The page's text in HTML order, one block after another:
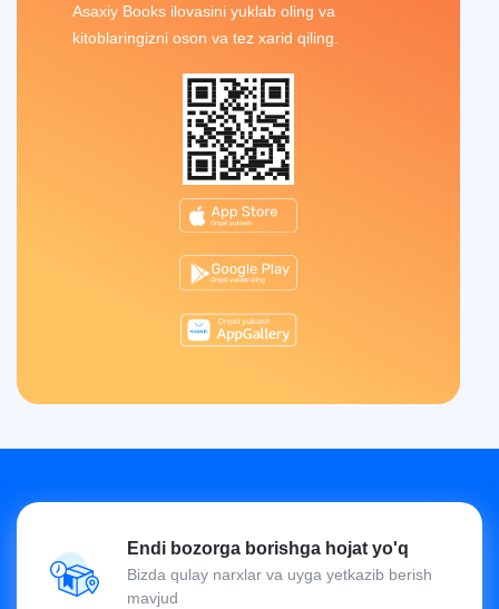
Asaxiy Books ilovasini yuklab oling va
kitoblaringizni oson va tez xarid qiling.
Endi bozorga borishga hojat yo'q
Bizda qulay narxlar va uyga yetkazib berish
mavjud